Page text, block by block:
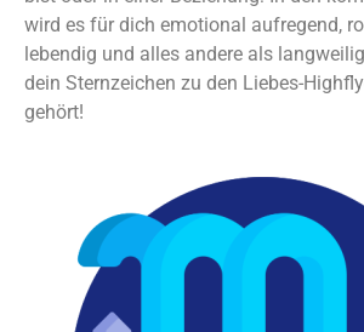
wird es für dich emotional aufregend,
lebendig und alles andere als
dein Sternzeichen zu den Liebes-
gehört!